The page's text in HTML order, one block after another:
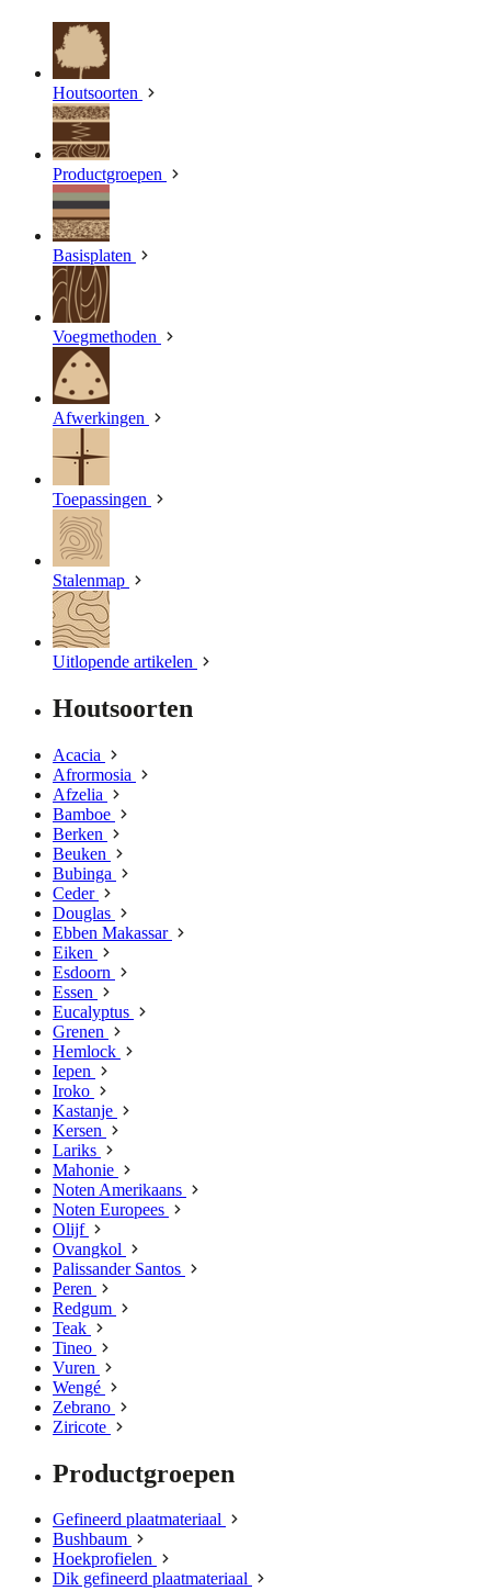
Houtsoorten
Productgroepen
Basisplaten
Voegmethoden
Afwerkingen
Toepassingen
Stalenmap
Uitlopende artikelen
Houtsoorten
Acacia
Afrormosia
Afzelia
Bamboe
Berken
Beuken
Bubinga
Ceder
Douglas
Ebben Makassar
Eiken
Esdoorn
Essen
Eucalyptus
Grenen
Hemlock
Iepen
Iroko
Kastanje
Kersen
Lariks
Mahonie
Noten Amerikaans
Noten Europees
Olijf
Ovangkol
Palissander Santos
Peren
Redgum
Teak
Tineo
Vuren
Wengé
Zebrano
Ziricote
Productgroepen
Gefineerd plaatmateriaal
Bushbaum
Hoekprofielen
Dik gefineerd plaatmateriaal